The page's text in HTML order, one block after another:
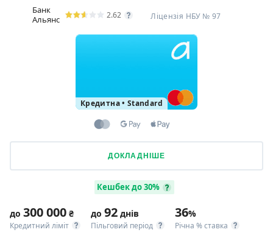
Банк
Альянс
2.62 Ліцензія НБУ № 97
Кредитна• Standard
ДОКЛАДНІШЕ
Кешбек до 30%
до 300 000 ₴
Кредитний ліміт
до 92 днів
Пільговий період
36%
Річна % ставка